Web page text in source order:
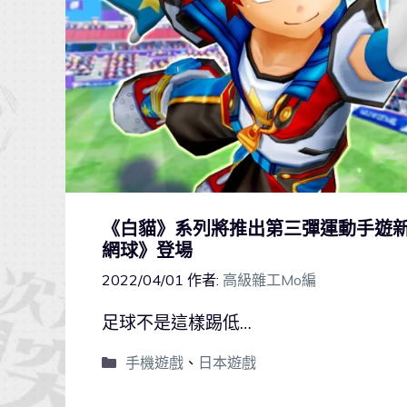
《白貓》系列將推出第三彈運動手
網球》登場
2022/04/01 作者: 高級雜工Mo編
足球不是這樣踢低…
手機遊戲、 日本遊戲